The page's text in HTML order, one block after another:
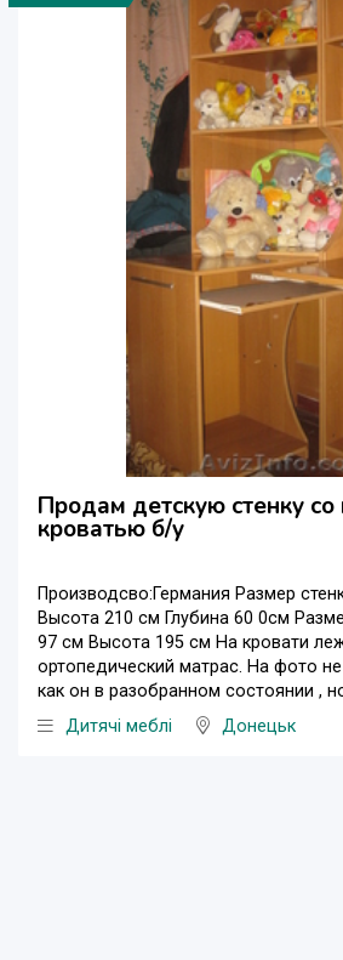
Продам детскую стенку со
кроватью б/у
Производсво:Германия Размер
Высота 210 см Глубина 60 0см
97 см Высота 195 см На кровати
ортопедический матрас. На фото
как он в разобранном состоянии ,
Дитячі меблі
Донецьк